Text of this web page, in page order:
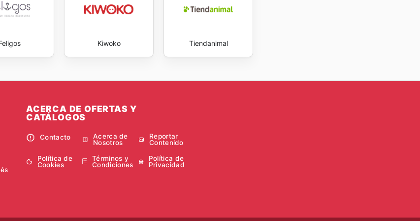
al cuidado animal, sin sacrificar la calidad ni el bienestar.
this week
se convierte en una herramienta valiosa para
Y Mascotas's weekly ads and enjoy exclusive savings
Kiwoko Tiendanimal
ACERCA DE OFERTAS Y
CATÁLOGOS
Contacto
Acerca de
Nosotros
Reportar
Contenido
Política de
Cookies
Términos y
Condiciones
Política de
Privacidad